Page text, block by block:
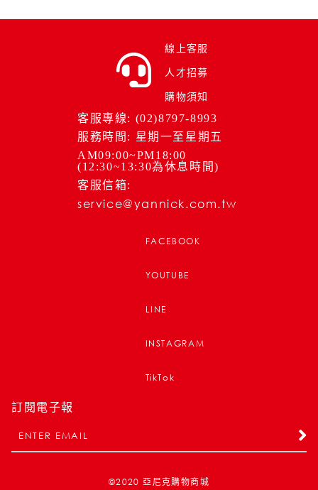
線上客服
人才招募
購物須知
客服專線: (02)8797-8993
服務時間: 星期一至星期五
AM09:00~PM18:00
(12:30~13:30為休息時間)
客服信箱:
service@yannick.com.tw
FACEBOOK
YOUTUBE
LINE
INSTAGRAM
TikTok
訂閱電子報
©2020 亞尼克購物商城